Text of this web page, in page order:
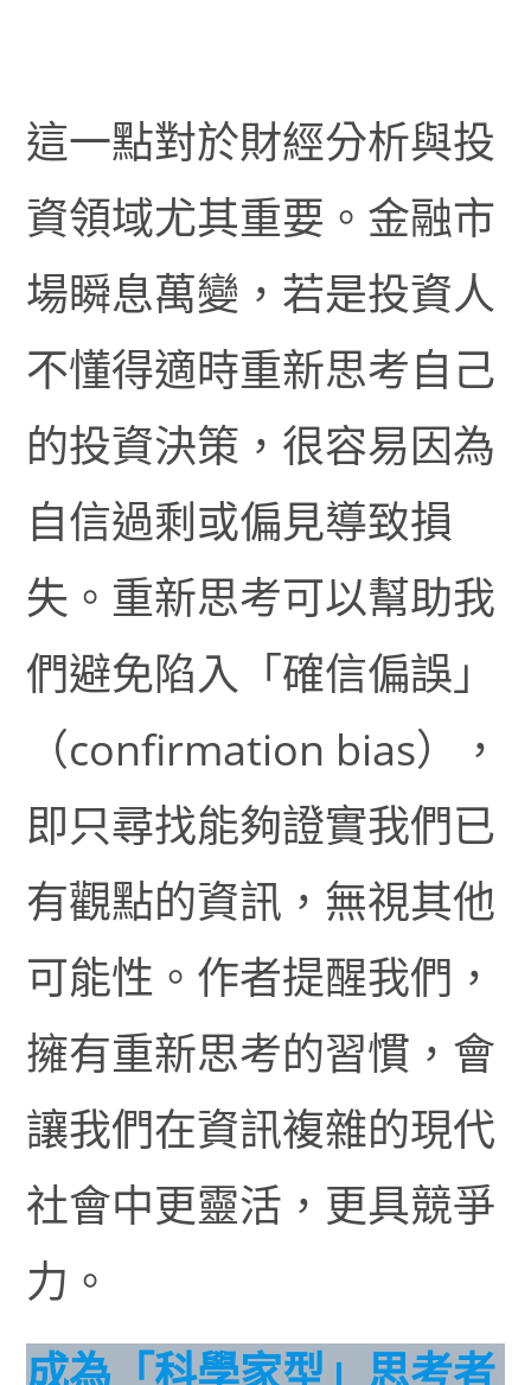
這一點對於財經分析與投
資領域尤其重要。金融市
場瞬息萬變，若是投資人
不懂得適時重新思考自己
的投資決策，很容易因為
自信過剩或偏見導致損
失。重新思考可以幫助我
們避免陷入「確信偏誤」
（confirmation bias），
即只尋找能夠證實我們已
有觀點的資訊，無視其他
可能性。作者提醒我們，
擁有重新思考的習慣，會
讓我們在資訊複雜的現代
社會中更靈活，更具競爭
力。
成為「科學家型」思考者